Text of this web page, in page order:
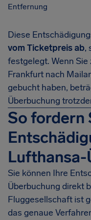
Entfernung
Diese
vom Ticketpreis ab,
festgelegt. Wenn
Frankfurt nach
gebucht haben,
Überbuchung
So fordern
Lufthansa-
Sie können Ihre
Überbuchung direkt
Fluggesellschaft ist
das genaue